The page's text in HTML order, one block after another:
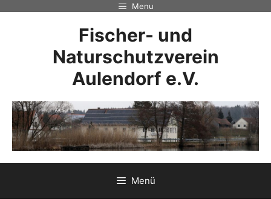
Menu
Fischer- und
Naturschutzverein
Aulendorf e.V.
Menü